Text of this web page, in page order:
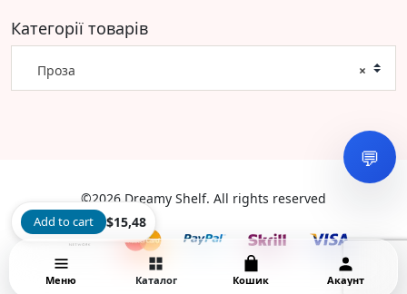
Категорії товарів
×
Проза
©2026 Dreamy Shelf. All rights reserved
💬
Меню Каталог Кошик Акаунт
Add to cart $15,48